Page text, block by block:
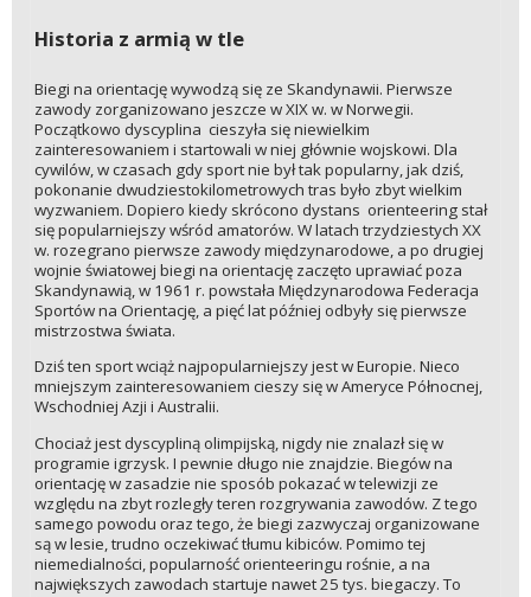
Historia z armią w tle
Biegi na orientację wywodzą się ze Skandynawii. Pierwsze
zawody zorganizowano jeszcze w XIX w. w Norwegii.
Początkowo dyscyplina cieszyła się niewielkim
zainteresowaniem i startowali w niej głównie wojskowi. Dla
cywilów, w czasach gdy sport nie był tak popularny, jak dziś,
pokonanie dwudziestokilometrowych tras było zbyt wielkim
wyzwaniem. Dopiero kiedy skrócono dystans orienteering stał
się popularniejszy wśród amatorów. W latach trzydziestych XX
w. rozegrano pierwsze zawody międzynarodowe, a po drugiej
wojnie światowej biegi na orientację zaczęto uprawiać poza
Skandynawią, w 1961 r. powstała Międzynarodowa Federacja
Sportów na Orientację, a pięć lat później odbyły się pierwsze
mistrzostwa świata.
Dziś ten sport wciąż najpopularniejszy jest w Europie. Nieco
mniejszym zainteresowaniem cieszy się w Ameryce Północnej,
Wschodniej Azji i Australii.
Chociaż jest dyscypliną olimpijską, nigdy nie znalazł się w
programie igrzysk. I pewnie długo nie znajdzie. Biegów na
orientację w zasadzie nie sposób pokazać w telewizji ze
względu na zbyt rozległy teren rozgrywania zawodów. Z tego
samego powodu oraz tego, że biegi zazwyczaj organizowane
są w lesie, trudno oczekiwać tłumu kibiców. Pomimo tej
niemedialności, popularność orienteeringu rośnie, a na
największych zawodach startuje nawet 25 tys. biegaczy. To